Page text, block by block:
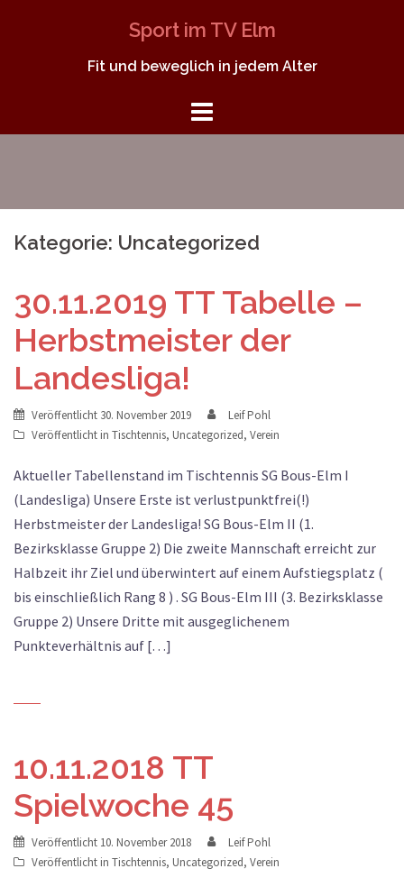
Sport im TV Elm
Fit und beweglich in jedem Alter
Kategorie: Uncategorized
30.11.2019 TT Tabelle –
Herbstmeister der
Landesliga!
Veröffentlicht 30. November 2019
Leif Pohl
Veröffentlicht in Tischtennis, Uncategorized, Verein
Aktueller Tabellenstand im Tischtennis SG Bous-Elm I
(Landesliga) Unsere Erste ist verlustpunktfrei(!)
Herbstmeister der Landesliga! SG Bous-Elm II (1.
Bezirksklasse Gruppe 2) Die zweite Mannschaft erreicht zur
Halbzeit ihr Ziel und überwintert auf einem Aufstiegsplatz (
bis einschließlich Rang 8 ) . SG Bous-Elm III (3. Bezirksklasse
Gruppe 2) Unsere Dritte mit ausgeglichenem
Punkteverhältnis auf […]
10.11.2018 TT
Spielwoche 45
Veröffentlicht 10. November 2018
Leif Pohl
Veröffentlicht in Tischtennis, Uncategorized, Verein